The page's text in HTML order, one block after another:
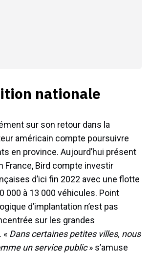
nationale
sur son retour dans la
américain compte poursuivre
en province. Aujourd’hui présent
France, Bird compte investir
d’ici fin 2022 avec une flotte
000 à 13 000 véhicules. Point
d’implantation n’est pas
sur les grandes
« Dans certaines petites villes, nous
un service public» s’amuse